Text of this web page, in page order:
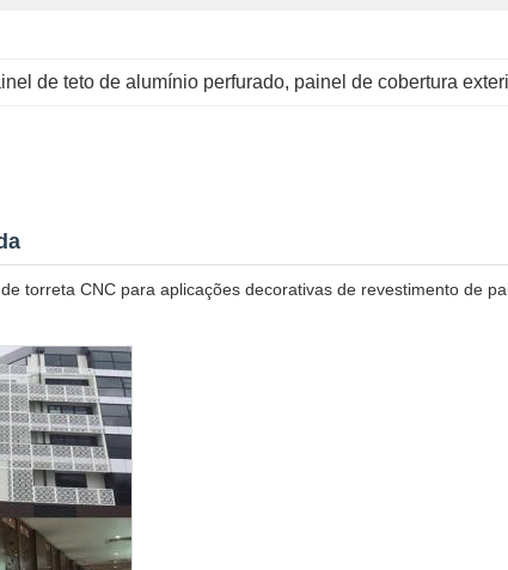
de teto de alumínio perfurado, painel de cobertura
torreta CNC para aplicações decorativas de revestimento de